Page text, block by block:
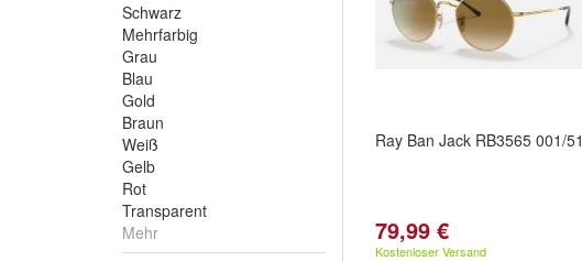
Schwarz
Mehrfarbig
Grau
Blau
Gold
Braun
Weiß
Gelb
Rot
Transparent
Mehr
Ray Ban Jack RB3565 001/51
79,99 €
Kostenloser Versand